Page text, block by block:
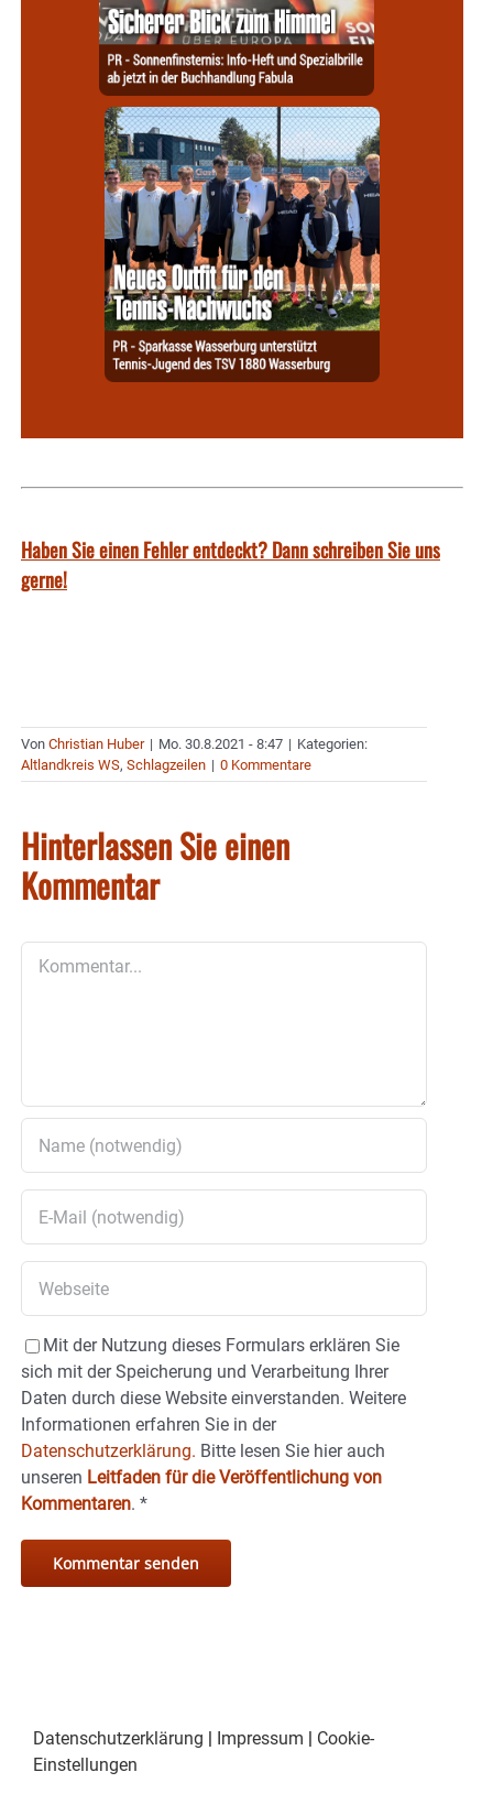
Haben Sie einen Fehler entdeckt? Dann schreiben Sie uns
gerne!
Von Christian Huber | Mo. 30.8.2021 - 8:47 | Kategorien:
Altlandkreis WS, Schlagzeilen | 0 Kommentare
Hinterlassen Sie einen
Kommentar
Mit der Nutzung dieses Formulars erklären Sie
sich mit der Speicherung und Verarbeitung Ihrer
Daten durch diese Website einverstanden. Weitere
Informationen erfahren Sie in der
Datenschutzerklärung. Bitte lesen Sie hier auch
unseren Leitfaden für die Veröffentlichung von
Kommentaren. *
Datenschutzerklärung Impressum
Cookie-
Einstellungen